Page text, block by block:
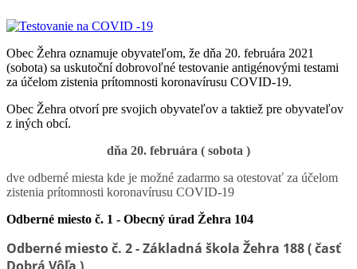
Obec Žehra oznamuje obyvateľom, že dňa 20. februára 2021
(sobota) sa uskutoční dobrovoľné testovanie antigénovými testami
za účelom zistenia prítomnosti koronavírusu COVID-19.
Obec Žehra otvorí pre svojich obyvateľov a taktiež pre obyvateľov
z iných obcí.
dňa 20. februára ( sobota )
dve odberné miesta kde je možné zadarmo sa otestovať za účelom
zistenia prítomnosti koronavírusu COVID-19
Odberné miesto č. 1 - Obecný úrad Žehra 104
Odberné miesto č. 2 - Základná škola Žehra 188 ( časť